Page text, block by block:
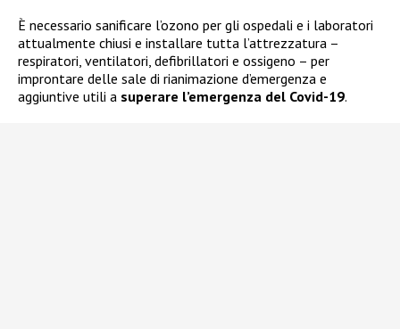
È necessario sanificare l’ozono per gli ospedali e i laboratori
attualmente chiusi e installare tutta l’attrezzatura –
respiratori, ventilatori, defibrillatori e ossigeno – per
improntare delle sale di rianimazione d’emergenza e
aggiuntive utili a superare l’emergenza del Covid-19.